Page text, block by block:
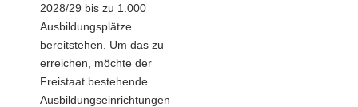
2028/29 bis zu 1.000
Ausbildungsplätze
bereitstehen. Um das zu
erreichen, möchte der
Freistaat bestehende
Ausbildungseinrichtungen